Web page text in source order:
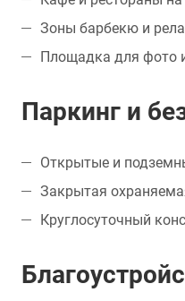
Зоны барбекю и
Площадка для фото
Паркинг и
Открытые и
Закрытая
Круглосуточный